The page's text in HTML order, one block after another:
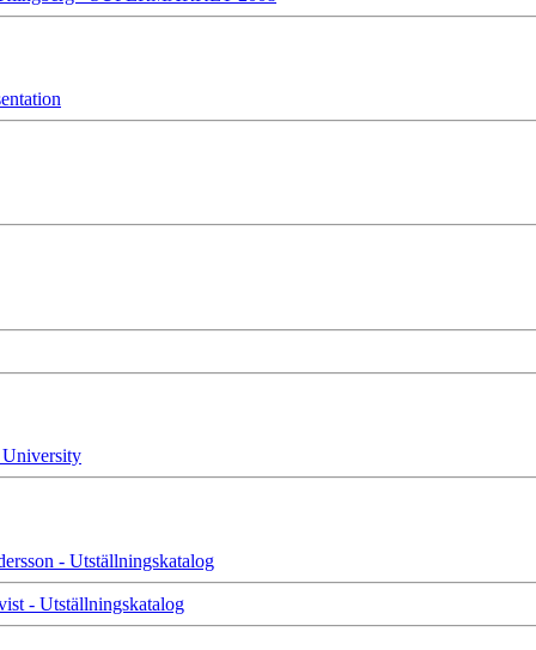
University
- Utställningskatalog
- Utställningskatalog